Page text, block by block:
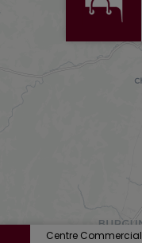
Centre Commercial